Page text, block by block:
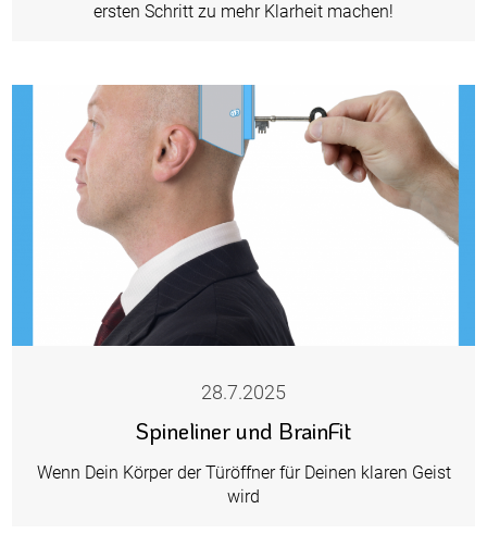
ersten Schritt zu mehr Klarheit machen!
28.7.2025
Spineliner und BrainFit
Wenn Dein Körper der Türöffner für Deinen klaren Geist
wird